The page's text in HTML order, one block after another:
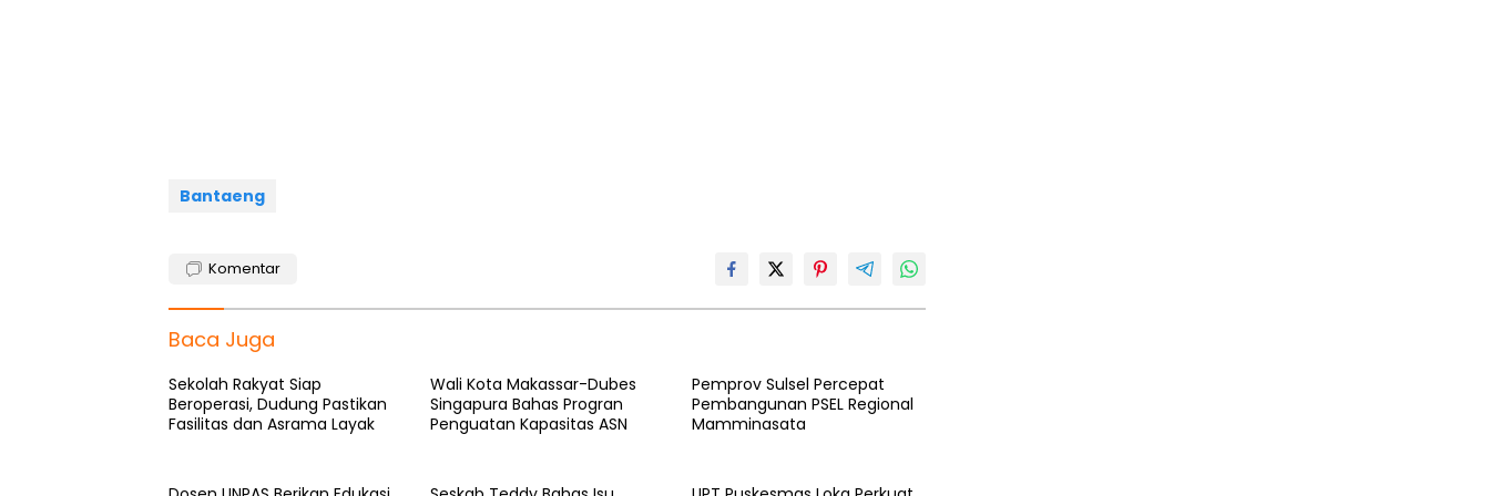
Bantaeng
Komentar
Baca Juga
Sekolah Rakyat Siap
Beroperasi, Dudung Pastikan
Fasilitas dan Asrama Layak
Wali Kota Makassar-Dubes
Singapura Bahas Progran
Penguatan Kapasitas ASN
Pemprov Sulsel Percepat
Pembangunan PSEL Regional
Mamminasata